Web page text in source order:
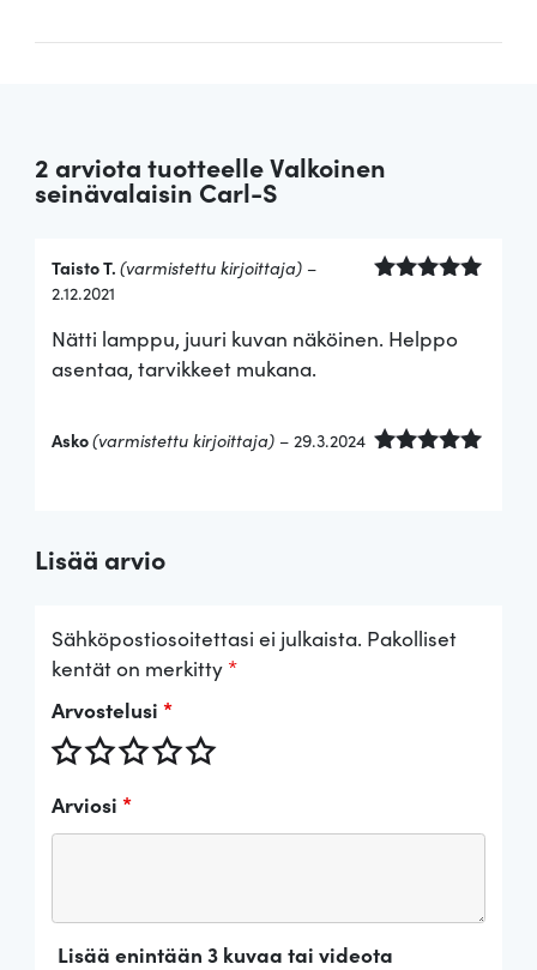
2 arviota tuotteelleValkoinen
seinävalaisin Carl-S
5 / 5
Taisto T.(varmistettu kirjoittaja) –
2.12.2021
Nätti lamppu, juuri kuvan näköinen. Helppo
asentaa, tarvikkeet mukana.
Asko(varmistettu kirjoittaja) – 29.3.2024
Lisää arvio
Sähköpostiosoitettasi ei julkaista. Pakolliset
kentät on merkitty *
Arvostelusi *
Arviosi *
Lisää enintään 3 kuvaa tai videota